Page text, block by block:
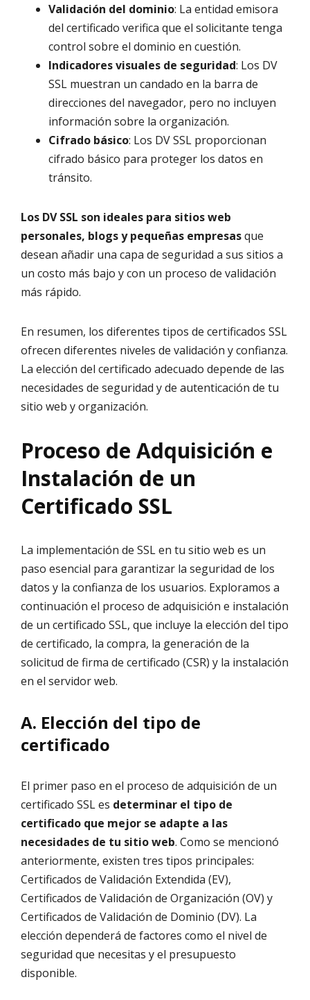
Validación del dominio: La entidad emisora
del certificado verifica que el solicitante tenga
control sobre el dominio en cuestión.
Indicadores visuales de seguridad: Los DV
SSL muestran un candado en la barra de
direcciones del navegador, pero no incluyen
información sobre la organización.
Cifrado básico: Los DV SSL proporcionan
cifrado básico para proteger los datos en
tránsito.
Los DV SSL son ideales para sitios web
personales, blogs y pequeñas empresasque
desean añadir una capa de seguridad a sus sitios a
un costo más bajo y con un proceso de validación
más rápido.
En resumen, los diferentes tipos de certificados SSL
ofrecen diferentes niveles de validación y confianza.
La elección del certificado adecuado depende de las
necesidades de seguridad y de autenticación de tu
sitio web y organización.
Proceso de Adquisición e
Instalación de un
Certificado SSL
La implementación de SSL en tu sitio web es un
paso esencial para garantizar la seguridad de los
datos y la confianza de los usuarios. Exploramos a
continuación el proceso de adquisición e instalación
de un certificado SSL, que incluye la elección del tipo
de certificado, la compra, la generación de la
solicitud de firma de certificado (CSR) y la instalación
en el servidor web.
A. Elección del tipo de
certificado
El primer paso en el proceso de adquisición de un
certificado SSL es determinar el tipo de
certificado que mejor se adapte a las
necesidades de tu sitio web. Como se mencionó
anteriormente, existen tres tipos principales:
Certificados de Validación Extendida (EV),
Certificados de Validación de Organización (OV) y
Certificados de Validación de Dominio (DV). La
elección dependerá de factores como el nivel de
seguridad que necesitas y el presupuesto
disponible.